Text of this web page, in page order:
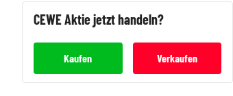
CEWEAktie jetzt handeln?
Kaufen Verkaufen